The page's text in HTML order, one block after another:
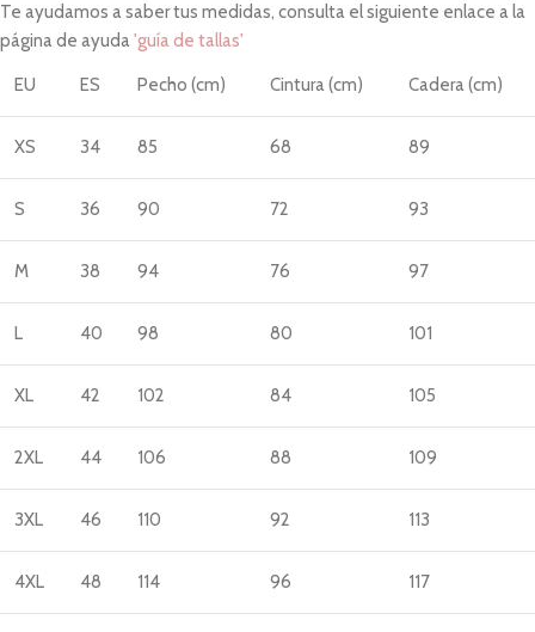
Te ayudamos a saber tus medidas, consulta el siguiente enlace a la
página de ayuda'guía de tallas'
EU ES Pecho (cm) Cintura (cm) Cadera (cm)
XS 34 85 68 89
S 36 90 72 93
M 38 94 76 97
L 40 98 80 101
XL 42 102 84 105
2XL 44 106 88 109
3XL 46 110 92 113
4XL 48 114 96 117